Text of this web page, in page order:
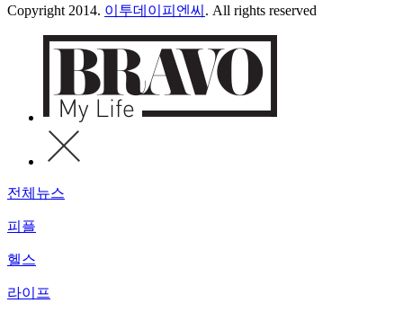
Copyright 2014. 이투데이피엔씨 . All rights reserved
전체뉴스
피플
헬스
라이프